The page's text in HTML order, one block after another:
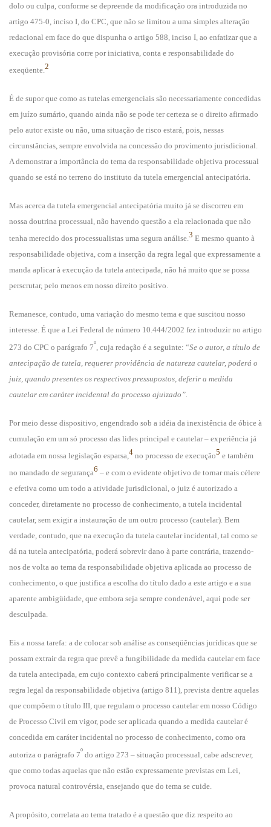
dolo ou culpa, conforme se depreende da modificação ora introduzida no
artigo 475-0, inciso I, do CPC, que não se limitou a uma simples alteração
redacional em face do que dispunha o artigo 588, inciso I, ao enfatizar que a
execução provisória corre por iniciativa, conta e responsabilidade do
exeqüente.2
É de supor que como as tutelas emergenciais são necessariamente concedidas
em juízo sumário, quando ainda não se pode ter certeza se o direito afirmado
pelo autor existe ou não, uma situação de risco estará, pois, nessas
circunstâncias, sempre envolvida na concessão do provimento jurisdicional.
A demonstrar a importância do tema da responsabilidade objetiva processual
quando se está no terreno do instituto da tutela emergencial antecipatória.
Mas acerca da tutela emergencial antecipatória muito já se discorreu em
nossa doutrina processual, não havendo questão a ela relacionada que não
tenha merecido dos processualistas uma segura análise.3 E mesmo quanto à
responsabilidade objetiva, com a inserção da regra legal que expressamente a
manda aplicar à execução da tutela antecipada, não há muito que se possa
perscrutar, pelo menos em nosso direito positivo.
Remanesce, contudo, uma variação do mesmo tema e que suscitou nosso
interesse. É que a Lei Federal de número 10.444/2002 fez introduzir no artigo
273 do CPC o parágrafo 7º , cuja redação é a seguinte: “Se o autor, a título de
antecipação de tutela, requerer providência de natureza cautelar, poderá o
juiz, quando presentes os respectivos pressupostos, deferir a medida
cautelar em caráter incidental do processo ajuizado”.
Por meio desse dispositivo, engendrado sob a idéia da inexistência de óbice à
cumulação em um só processo das lides principal e cautelar – experiência já
adotada em nossa legislação esparsa,4 no processo de execução5 e também
no mandado de segurança6 – e com o evidente objetivo de tornar mais célere
e efetiva como um todo a atividade jurisdicional, o juiz é autorizado a
conceder, diretamente no processo de conhecimento, a tutela incidental
cautelar, sem exigir a instauração de um outro processo (cautelar). Bem
verdade, contudo, que na execução da tutela cautelar incidental, tal como se
dá na tutela antecipatória, poderá sobrevir dano à parte contrária, trazendo-
nos de volta ao tema da responsabilidade objetiva aplicada ao processo de
conhecimento, o que justifica a escolha do título dado a este artigo e a sua
aparente ambigüidade, que embora seja sempre condenável, aqui pode ser
desculpada.
Eis a nossa tarefa: a de colocar sob análise as conseqüências jurídicas que se
possam extrair da regra que prevê a fungibilidade da medida cautelar em face
da tutela antecipada, em cujo contexto caberá principalmente verificar se a
regra legal da responsabilidade objetiva (artigo 811), prevista dentre aquelas
que compõem o título III, que regulam o processo cautelar em nosso Código
de Processo Civil em vigor, pode ser aplicada quando a medida cautelar é
concedida em caráter incidental no processo de conhecimento, como ora
autoriza o parágrafo 7º do artigo 273 – situação processual, cabe adscrever,
que como todas aquelas que não estão expressamente previstas em Lei,
provoca natural controvérsia, ensejando que do tema se cuide.
A propósito, correlata ao tema tratado é a questão que diz respeito ao